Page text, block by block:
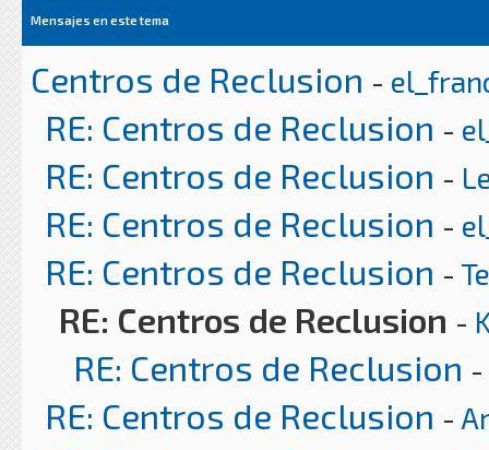
Mensajes en este tema
Centros de Reclusion -
RE: Centros de Reclusion -
RE: Centros de Reclusion -
RE: Centros de Reclusion -
RE: Centros de Reclusion -
RE: Centros de Reclusion -
RE: Centros de Reclusion -
RE: Centros de Reclusion -